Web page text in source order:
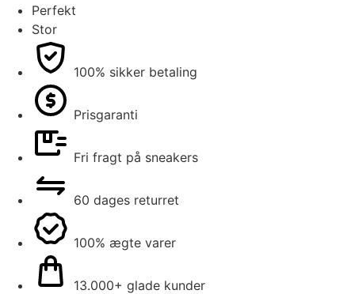
Perfekt
Stor
100% sikker betaling
Prisgaranti
Fri fragt på sneakers
60 dages returret
100% ægte varer
13.000+ glade kunder